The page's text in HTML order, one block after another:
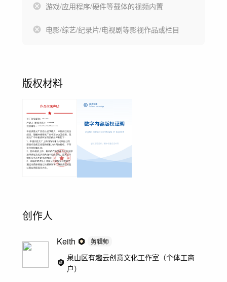
游戏/应用程序/硬件等载体的视频内置
电影/综艺/纪录片/电视剧等影视作品或栏目
版权材料
创作人
Keith 剪辑师
泉山区有趣云创意文化工作室（个体工商
户）